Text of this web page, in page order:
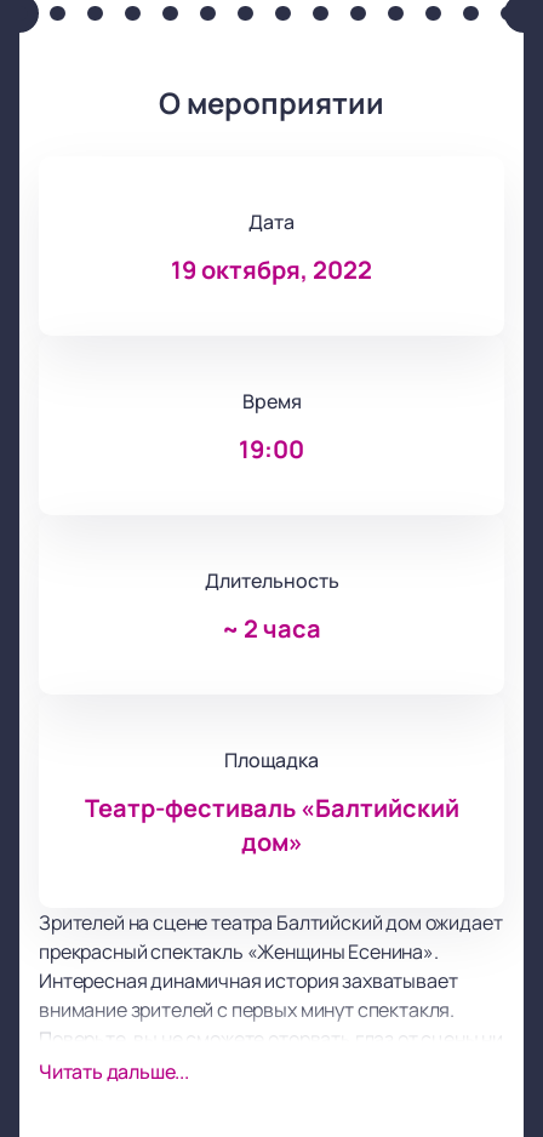
О мероприятии
Дата
19 октября, 2022
Время
19:00
Длительность
~ 2 часа
Площадка
Театр-фестиваль «Балтийский
дом»
Зрителей на сцене театра Балтийский дом ожидает
прекрасный спектакль «Женщины Есенина».
Интересная динамичная история захватывает
внимание зрителей с первых минут спектакля.
Поверьте, вы не сможете оторвать глаз от сцены ни
на одну минуту! Развитие сюжета и его
Читать дальше...